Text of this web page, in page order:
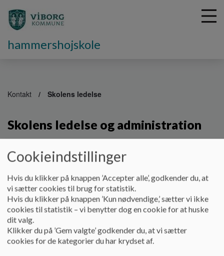
hammershojskole
Kontakt Skolens ledelse
Skolens ledelse og administration
Skolens ledelse og administration
Skoleleder
Anne Vindberg-Larsen
Mobil nr.: 24 85 95 17
E-mail:anvin@viborg.dk
Afdelingsleder for Mellemtrinnet og Udskolingen
Cookieindstillinger
Hvis du klikker på knappen ’Accepter alle’, godkender du, at
vi sætter cookies til brug for statistik.
Hvis du klikker på knappen ’Kun nødvendige,’ sætter vi ikke
cookies til statistik – vi benytter dog en cookie for at huske
dit valg.
Klikker du på ’Gem valgte’ godkender du, at vi sætter
cookies for de kategorier du har krydset af.